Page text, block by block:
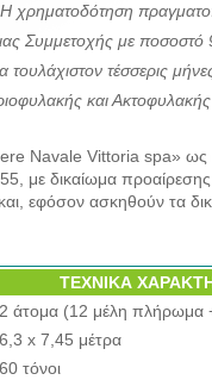
Συμμετοχής με
τέσσερις
και
Navale Vittoria spa» ως
με δικαίωμα
εφόσον ασκηθούν τα
ΤΕΧΝΙΚΑ
άτομα (12 μέλη πλήρωμα
x 7,45 μέτρα
τόνοι